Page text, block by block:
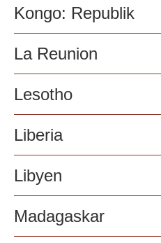
Kongo: Republik
La Reunion
Lesotho
Liberia
Libyen
Madagaskar